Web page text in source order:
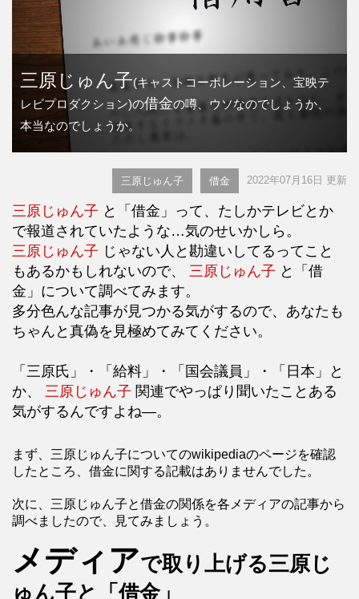
三原じゅん子(キャストコーポレーション、宝映テ
レビプロダクション)の借金の噂、ウソなのでしょうか、
本当なのでしょうか。
三原じゅん子 借金 2022年07月16日 更新
三原じゅん子 と「借金」って、たしかテレビとか
で報道されていたような…気のせいかしら。
三原じゅん子 じゃない人と勘違いしてるってこと
もあるかもしれないので、 三原じゅん子 と「借
金」について調べてみます。
多分色んな記事が見つかる気がするので、あなたも
ちゃんと真偽を見極めてみてください。
「三原氏」・「給料」・「国会議員」・「日本」と
か、 三原じゅん子 関連でやっぱり聞いたことある
気がするんですよね―。
まず、三原じゅん子についてのwikipediaのページを確認
したところ、借金に関する記載はありませんでした。
次に、三原じゅん子と借金の関係を各メディアの記事から
調べましたので、見てみましょう。
メディアで取り上げる三原じ
ゅん子と「借金」